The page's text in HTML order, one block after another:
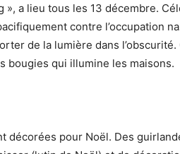
», a lieu tous les 13 décembre.
contre l’occupation
de la lumière dans
bougies qui illumine les maisons.
décorées pour Noël. Des